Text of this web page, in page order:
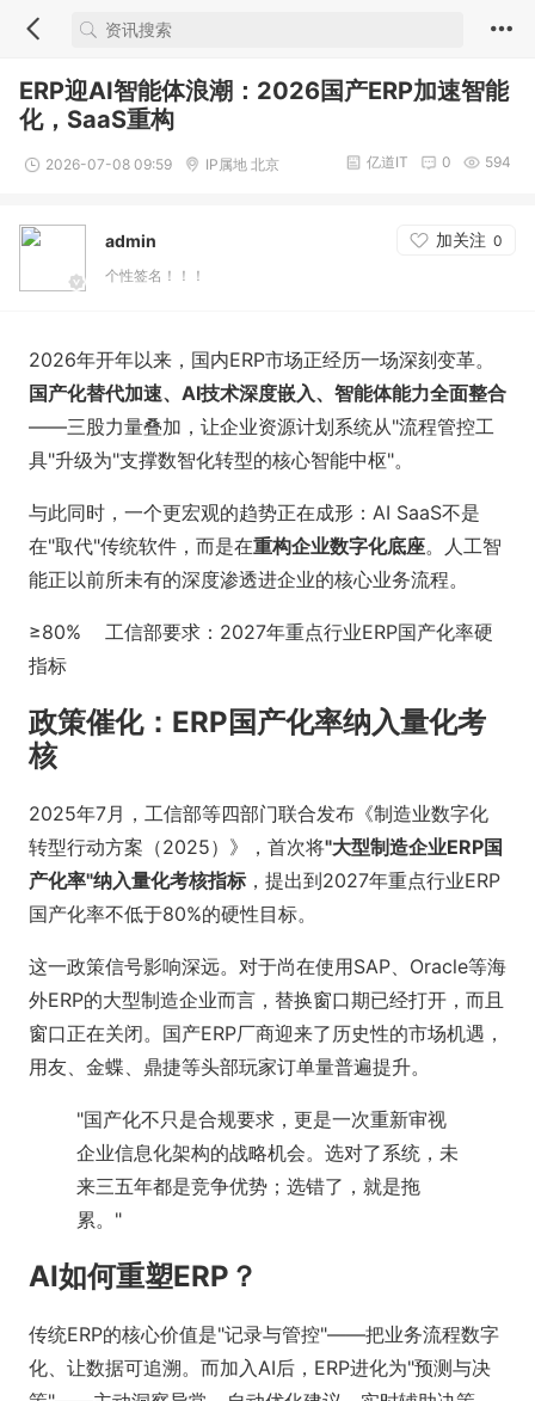
ERP迎AI智能体浪潮：2026国产ERP加速智能
化，SaaS重构
2026-07-08 09:59 IP属地 北京 594
0
亿道IT
admin 加关注 0
个性签名！！！
2026年开年以来，国内ERP市场正经历一场深刻变革。
国产化替代加速、AI技术深度嵌入、智能体能力全面整合
——三股力量叠加，让企业资源计划系统从"流程管控工
具"升级为"支撑数智化转型的核心智能中枢"。
与此同时，一个更宏观的趋势正在成形：AI SaaS不是
在"取代"传统软件，而是在重构企业数字化底座。人工智
能正以前所未有的深度渗透进企业的核心业务流程。
≥80%
工信部要求：2027年重点行业ERP国产化率硬
指标
政策催化：ERP国产化率纳入量化考
核
2025年7月，工信部等四部门联合发布《制造业数字化
转型行动方案（2025）》，首次将"大型制造企业ERP国
产化率"纳入量化考核指标，提出到2027年重点行业ERP
国产化率不低于80%的硬性目标。
这一政策信号影响深远。对于尚在使用SAP、Oracle等海
外ERP的大型制造企业而言，替换窗口期已经打开，而且
窗口正在关闭。国产ERP厂商迎来了历史性的市场机遇，
用友、金蝶、鼎捷等头部玩家订单量普遍提升。
"国产化不只是合规要求，更是一次重新审视
企业信息化架构的战略机会。选对了系统，未
来三五年都是竞争优势；选错了，就是拖
累。"
AI如何重塑ERP？
传统ERP的核心价值是"记录与管控"——把业务流程数字
化、让数据可追溯。而加入AI后，ERP进化为"预测与决